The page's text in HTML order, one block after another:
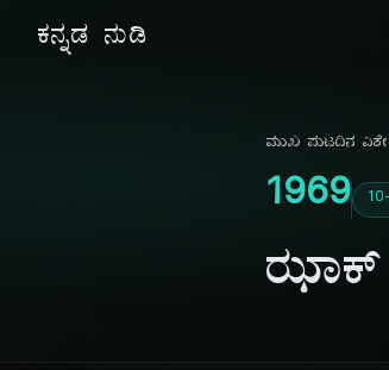
ಕನ್ನಡ ನುಡಿ
ಮುಖ ಪುಟದಿನ
1969
ಝಾಕ್